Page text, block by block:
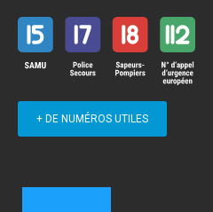
+ DE NUMÉROS UTILES